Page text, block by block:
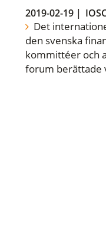
2019-02-19|
Det
den svenska
kommittéer och
forum berättade